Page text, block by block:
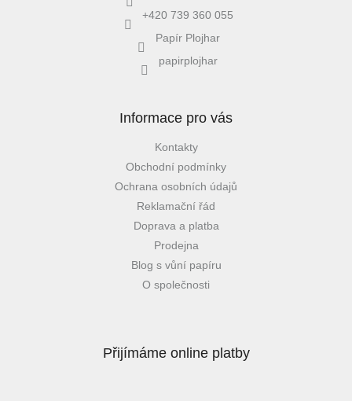
+420 739 360 055
Papír Plojhar
papirplojhar
Informace pro vás
Kontakty
Obchodní podmínky
Ochrana osobních údajů
Reklamační řád
Doprava a platba
Prodejna
Blog s vůní papíru
O společnosti
Přijímáme online platby